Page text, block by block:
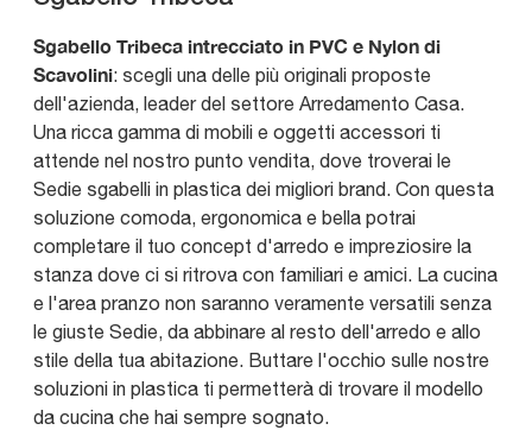
Sgabello Tribeca intrecciato in PVC e Nylon di
Scavolini: scegli una delle più originali proposte
dell'azienda, leader del settore Arredamento Casa.
Una ricca gamma di mobili e oggetti accessori ti
attende nel nostro punto vendita, dove troverai le
Sedie sgabelli in plastica dei migliori brand. Con questa
soluzione comoda, ergonomica e bella potrai
completare il tuo concept d'arredo e impreziosire la
stanza dove ci si ritrova con familiari e amici. La cucina
e l'area pranzo non saranno veramente versatili senza
le giuste Sedie, da abbinare al resto dell'arredo e allo
stile della tua abitazione. Buttare l'occhio sulle nostre
soluzioni in plastica ti permetterà di trovare il modello
da cucina che hai sempre sognato.